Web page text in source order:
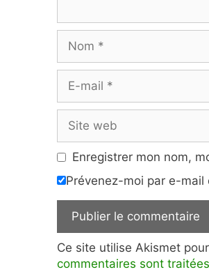
mail
web
Enregistrer mon nom,
Prévenez-moi par e-
Ce site utilise Akismet
commentaires sont traitées